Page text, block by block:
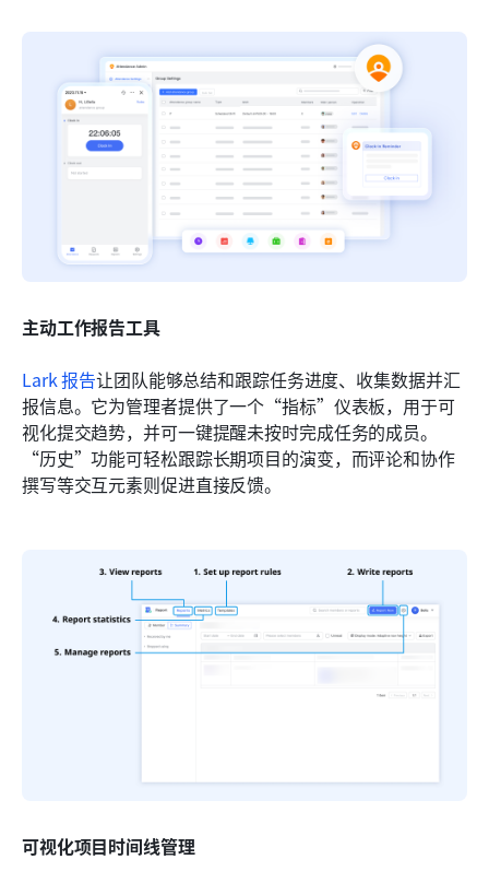
主动工作报告工具
Lark 报告让团队能够总结和跟踪任务进度、收集数据并汇
报信息。它为管理者提供了一个“指标”仪表板，用于可
视化提交趋势，并可一键提醒未按时完成任务的成员。
“历史”功能可轻松跟踪长期项目的演变，而评论和协作
撰写等交互元素则促进直接反馈。
可视化项目时间线管理